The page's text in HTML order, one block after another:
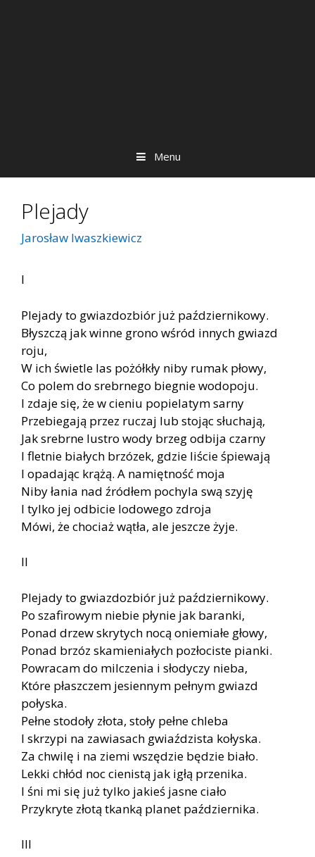
Menu
Plejady
Jarosław Iwaszkiewicz
I
Plejady to gwiazdozbiór już październikowy.
Błyszczą jak winne grono wśród innych gwiazd
roju,
W ich świetle las pożółkły niby rumak płowy,
Co polem do srebrnego biegnie wodopoju.
I zdaje się, że w cieniu popielatym sarny
Przebiegają przez ruczaj lub stojąc słuchają,
Jak srebrne lustro wody brzeg odbija czarny
I fletnie białych brzózek, gdzie liście śpiewają
I opadając krążą. A namiętność moja
Niby łania nad źródłem pochyla swą szyję
I tylko jej odbicie lodowego zdroja
Mówi, że chociaż wątła, ale jeszcze żyje.
II
Plejady to gwiazdozbiór już październikowy.
Po szafirowym niebie płynie jak baranki,
Ponad drzew skrytych nocą oniemiałe głowy,
Ponad brzóz skamieniałych pozłociste pianki.
Powracam do milczenia i słodyczy nieba,
Które płaszczem jesiennym pełnym gwiazd
połyska.
Pełne stodoły złota, stoły pełne chleba
I skrzypi na zawiasach gwiaździsta kołyska.
Za chwilę i na ziemi wszędzie będzie biało.
Lekki chłód noc cienistą jak igłą przenika.
I śni mi się już tylko jakieś jasne ciało
Przykryte złotą tkanką planet października.
III